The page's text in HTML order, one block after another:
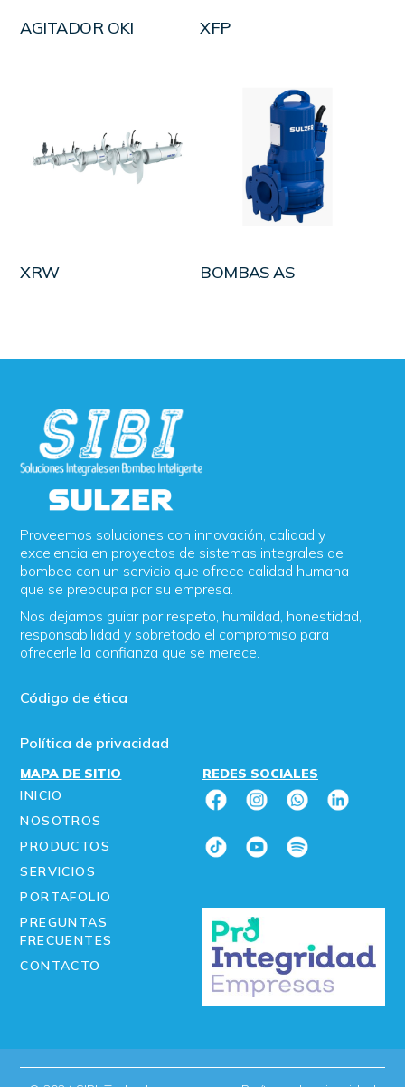
AGITADOR OKI XFP
XRW BOMBAS AS
Proveemos soluciones con innovación, calidad y
excelencia en proyectos de sistemas integrales de
bombeo con un servicio que ofrece calidad humana
que se preocupa por su empresa.
Nos dejamos guiar por respeto, humildad, honestidad,
responsabilidad y sobretodo el compromiso para
ofrecerle la confianza que se merece.
Código de ética
Política de privacidad
MAPA DE SITIO
INICIO
NOSOTROS
PRODUCTOS
SERVICIOS
PORTAFOLIO
PREGUNTAS
FRECUENTES
CONTACTO
REDES SOCIALES